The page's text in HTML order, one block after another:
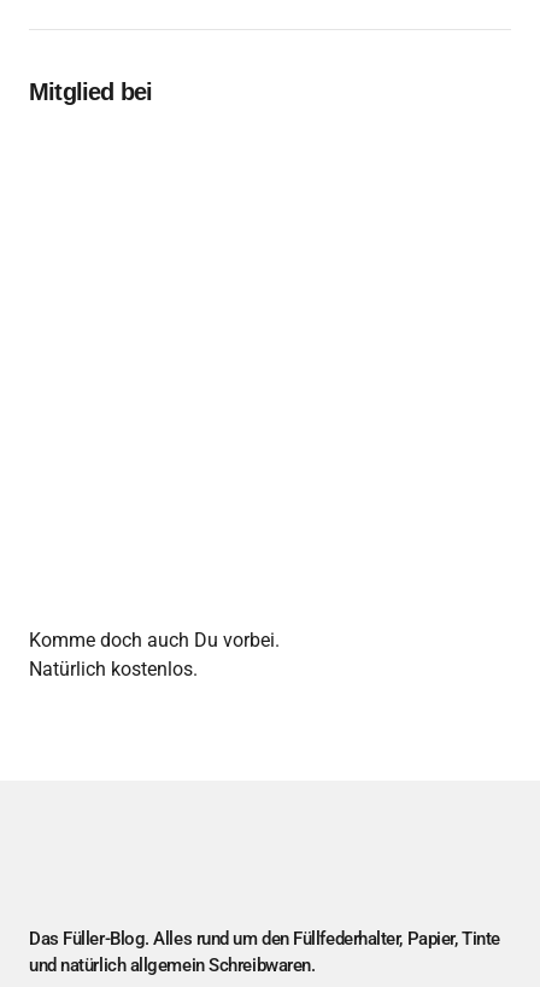
Mitglied bei
Komme doch auch Du vorbei.
Natürlich kostenlos.
Das Füller-Blog. Alles rund um den Füllfederhalter, Papier, Tinte
und natürlich allgemein Schreibwaren.